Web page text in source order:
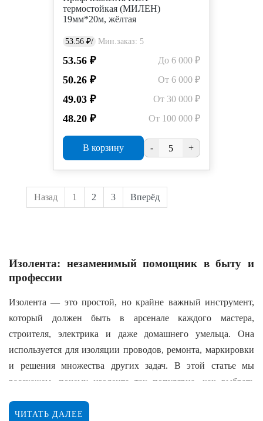
термостойкая (МИЛЕН)
19мм*20м, жёлтая
53.56 ₽/ Мин.заказ: 5
53.56 ₽ До 6 000 ₽
50.26 ₽ От 6 000 ₽
49.03 ₽ От 30 000 ₽
48.20 ₽ От 100 000 ₽
В корзину - +
Назад 1 2 3 Вперёд
Изолента: незаменимый помощник в быту и
профессии
Изолента — это простой, но крайне важный инструмент,
который должен быть в арсенале каждого мастера,
строителя, электрика и даже домашнего умельца. Она
используется для изоляции проводов, ремонта, маркировки
и решения множества других задач. В этой статье мы
расскажем, почему изолента так популярна, как выбрать
современные модели.
ЧИТАТЬ ДАЛЕЕ